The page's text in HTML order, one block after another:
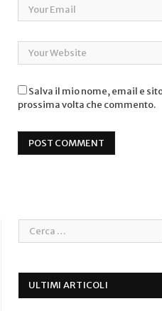
Salva il mio nome, email e
prossima volta che commento.
ULTIMI ARTICOLI